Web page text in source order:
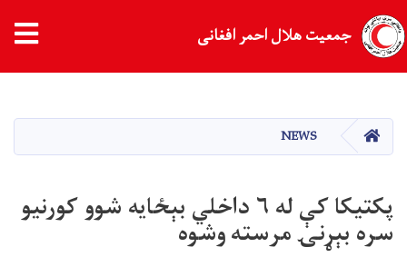
content
جمعیت هلال احمر افغانی
HOME
NEWS
پکتیکا کې له ۶ داخلي بېځایه شوو کورنیو
سره بېړنۍ مرسته وشوه